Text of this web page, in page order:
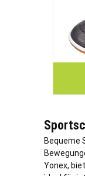
Bequeme
Yonex,